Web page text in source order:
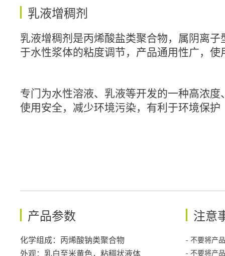
乳液增稠剂
乳液增稠剂是丙烯酸盐类聚合物，属阴离子
于水性浆体的粘度调节，产品通用性广，使
专门为水性溶液、乳液等开发的一种高浓度
使用安全，减少环境污染，有利于环境保护
产品参数
化学组成：丙烯酸钠类聚合物
外观：乳白至米黄色，粘稠状液体
注意
- 不要将产
- 不要将产